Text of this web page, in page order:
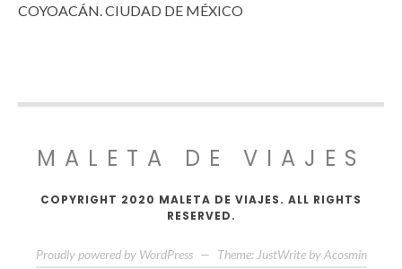
COYOACÁN. CIUDAD DE MÉXICO
MALETA DE VIAJES
COPYRIGHT 2020 MALETA DE VIAJES. ALL RIGHTS
RESERVED.
Proudly powered by WordPress — Theme: JustWrite by Acosmin